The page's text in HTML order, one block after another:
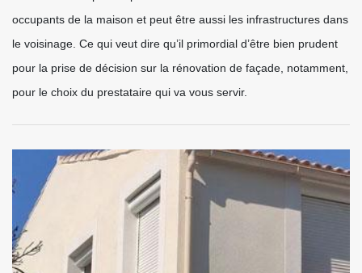
occupants de la maison et peut être aussi les infrastructures dans
le voisinage. Ce qui veut dire qu’il primordial d’être bien prudent
pour la prise de décision sur la rénovation de façade, notamment,
pour le choix du prestataire qui va vous servir.